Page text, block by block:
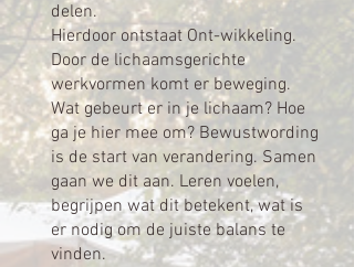
delen.
Hierdoor ontstaat Ont-wikkeling.
Door de lichaamsgerichte
werkvormen komt er beweging.
Wat gebeurt er in je lichaam? Hoe
ga je hier mee om? Bewustwording
is de start van verandering. Samen
gaan we dit aan. Leren voelen,
begrijpen wat dit betekent, wat is
er nodig om de juiste balans te
vinden.